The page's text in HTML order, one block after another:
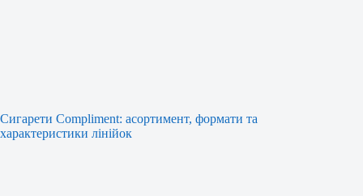
Сигарети Compliment: асортимент, формати та
характеристики лінійок